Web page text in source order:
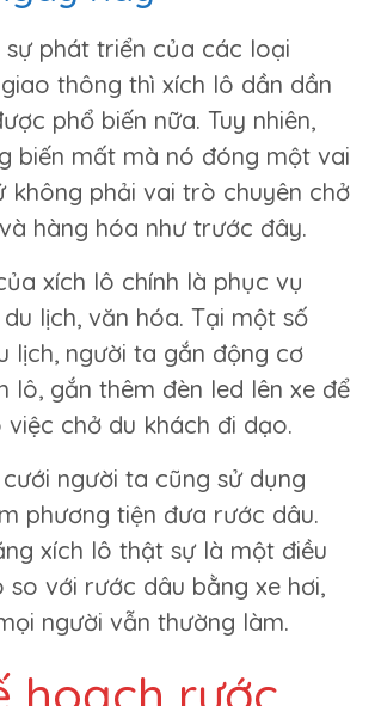
sự phát triển của các loại
thông thì xích lô dần dần
phổ biến nữa. Tuy nhiên,
biến mất mà nó đóng một vai
không phải vai trò chuyên chở
hàng hóa như trước đây.
xích lô chính là phục vụ
lịch, văn hóa. Tại một số
lịch, người ta gắn động cơ
lô, gắn thêm đèn led lên xe để
chở du khách đi dạo.
người ta cũng sử dụng
phương tiện đưa rước dâu.
xích lô thật sự là một điều
so với rước dâu bằng xe hơi,
người vẫn thường làm.
hoạch rước